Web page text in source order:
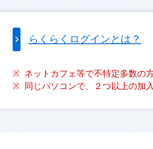
らくらくログインとは？
ネットカフェ等で不特定多数の
同じパソコンで、２つ以上の加